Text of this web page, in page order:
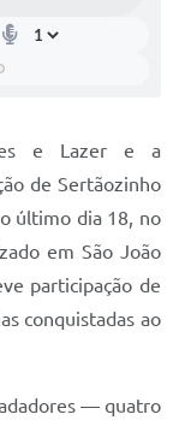
e Lazer e a
de Sertãozinho
último dia 18, no
em São João
participação de
conquistadas ao
— quatro